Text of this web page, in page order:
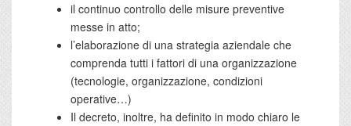
il continuo controllo delle misure preventive
messe in atto;
l’elaborazione di una strategia aziendale che
comprenda tutti i fattori di una organizzazione
(tecnologie, organizzazione, condizioni
operative…)
Il decreto, inoltre, ha definito in modo chiaro le